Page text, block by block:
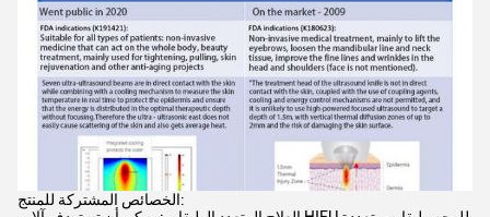
الخصائص المشتركة للمنتج: